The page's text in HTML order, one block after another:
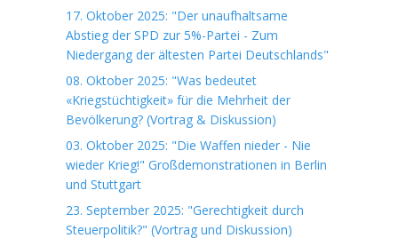
17. Oktober 2025: "Der unaufhaltsame
Abstieg der SPD zur 5%-Partei - Zum
Niedergang der ältesten Partei Deutschlands"
08. Oktober 2025: "Was bedeutet
«Kriegstüchtigkeit» für die Mehrheit der
Bevölkerung? (Vortrag & Diskussion)
03. Oktober 2025: "Die Waffen nieder - Nie
wieder Krieg!" Großdemonstrationen in Berlin
und Stuttgart
23. September 2025: "Gerechtigkeit durch
Steuerpolitik?" (Vortrag und Diskussion)